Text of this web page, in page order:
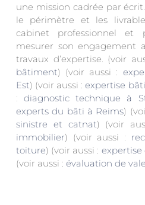
une mission cadrée par
le périmètre et les
cabinet professionnel
mesurer son engagement
travaux d’expertise. (voir
bâtiment) (voir aussi :
Est) (voir aussi :expertise
:diagnostic technique à
experts du bâti à Reims)
sinistre et catnat) (voir
immobilier) (voir aussi :
toiture) (voir aussi :
(voir aussi : évaluation de